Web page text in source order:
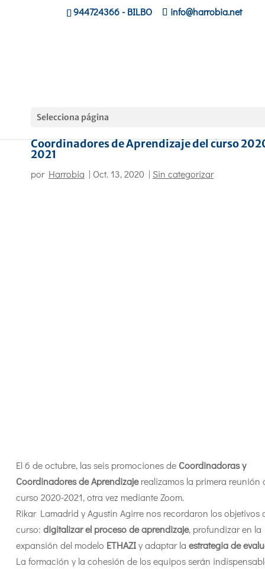
944724366- BILBO info@harrobia.net
Selecciona página
Coordinadores de Aprendizaje del curso
2021
por Harrobia | Oct. 13, 2020 | Sin categorizar
El 6 de octubre, las seis promociones de Coordinadoras y
Coordinadores de Aprendizajerealizamos la primera reunión
curso 2020-2021, otra vez mediante Zoom.
Rikar Lamadrid y Agustin Agirre nos recordaron los objetivos
curso: digitalizar el proceso de aprendizaje, profundizar en la
expansión del modelo ETHAZIy adaptar la estrategia de
La formación y la cohesión de los equipos serán